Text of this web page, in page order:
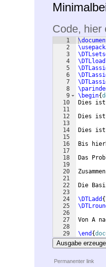
Code, hier
1
2
3
4
5
6
7
8
9
10
11
12
13
14
15
16
17
18
19
20
21
22
23
24
25
26
27
28
29
\begin{
Dies ist
Dies ist
Dies ist
Bis
Das
Die
\DTLadd {
Von A
\end {
Ausgabe
Permanenter link